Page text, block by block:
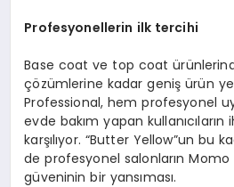
Profesyonellerin ilk tercihi
Base coat ve top coat
çözümlerine kadar geniş ürün
Professional, hem profesyonel
evde bakım yapan kullanıcıların
karşılıyor. “Butter Yellow”un bu
de profesyonel salonların
güveninin bir yansıması.